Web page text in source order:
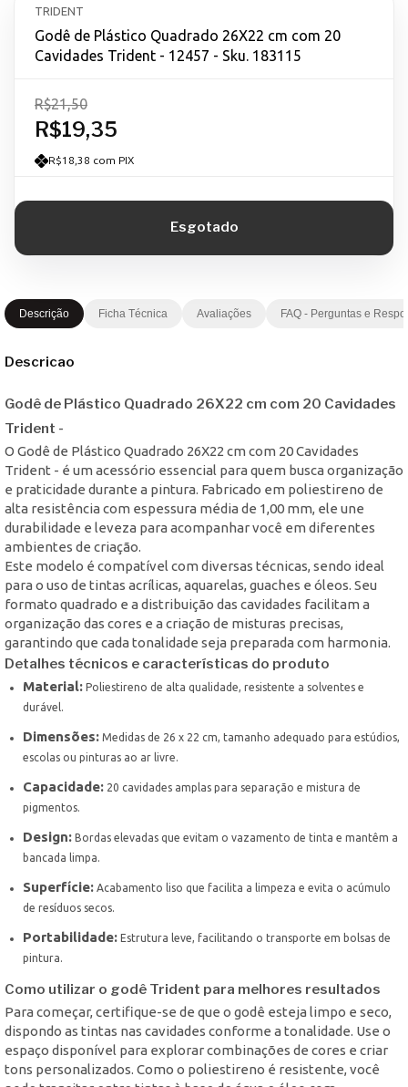
TRIDENT
Godê de Plástico Quadrado 26X22 cm com 20
Cavidades Trident - 12457 - Sku. 183115
R$19,35
R$21,50
R$18,38 com PIX
Descrição Ficha Técnica Avaliações FAQ - Perguntas e
Descricao
Godê de Plástico Quadrado 26X22 cm com 20 Cavidades
Trident -
O Godê de Plástico Quadrado 26X22 cm com 20 Cavidades
Trident - é um acessório essencial para quem busca organização
e praticidade durante a pintura. Fabricado em poliestireno de
alta resistência com espessura média de 1,00 mm, ele une
durabilidade e leveza para acompanhar você em diferentes
ambientes de criação.
Este modelo é compatível com diversas técnicas, sendo ideal
para o uso de tintas acrílicas, aquarelas, guaches e óleos. Seu
formato quadrado e a distribuição das cavidades facilitam a
organização das cores e a criação de misturas precisas,
garantindo que cada tonalidade seja preparada com harmonia.
Detalhes técnicos e características do produto
Material: Poliestireno de alta qualidade, resistente a solventes e
durável.
Dimensões: Medidas de 26 x 22 cm, tamanho adequado para estúdios,
escolas ou pinturas ao ar livre.
Capacidade: 20 cavidades amplas para separação e mistura de
pigmentos.
Design: Bordas elevadas que evitam o vazamento de tinta e mantêm a
bancada limpa.
Superfície: Acabamento liso que facilita a limpeza e evita o acúmulo
de resíduos secos.
Portabilidade: Estrutura leve, facilitando o transporte em bolsas de
pintura.
Como utilizar o godê Trident para melhores resultados
Para começar, certifique-se de que o godê esteja limpo e seco,
dispondo as tintas nas cavidades conforme a tonalidade. Use o
espaço disponível para explorar combinações de cores e criar
tons personalizados. Como o poliestireno é resistente, você